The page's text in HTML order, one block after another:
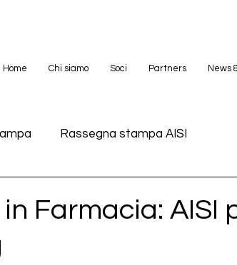
Home Chi siamo Soci Partners News
Rassegna stampa AISI
Farmacia: AISI